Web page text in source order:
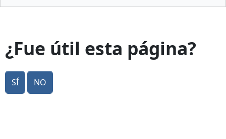
¿Fue útil esta página?
Sí No